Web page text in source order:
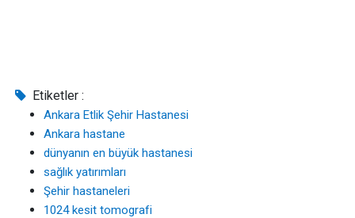
Etiketler :
Ankara Etlik Şehir Hastanesi
Ankara hastane
dünyanın en büyük hastanesi
sağlık yatırımları
Şehir hastaneleri
1024 kesit tomografi